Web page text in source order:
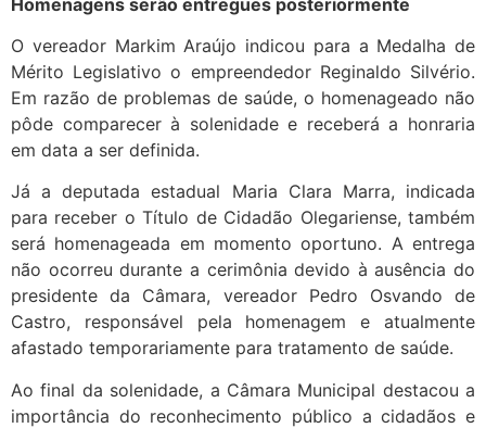
O vereador Markim Araújo indicou para a Medalha de
Mérito Legislativo o empreendedor Reginaldo Silvério.
Em razão de problemas de saúde, o homenageado não
pôde comparecer à solenidade e receberá a honraria
em data a ser definida.
Já a deputada estadual Maria Clara Marra, indicada
para receber o Título de Cidadão Olegariense, também
será homenageada em momento oportuno. A entrega
não ocorreu durante a cerimônia devido à ausência do
presidente da Câmara, vereador Pedro Osvando de
Castro, responsável pela homenagem e atualmente
afastado temporariamente para tratamento de saúde.
Ao final da solenidade, a Câmara Municipal destacou a
importância do reconhecimento público a cidadãos e